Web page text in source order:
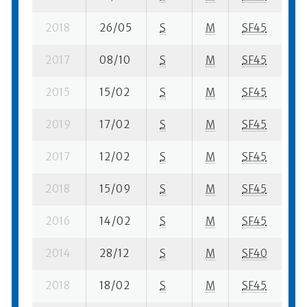
2018 26/05 S M SF45
2017 08/10 S M SF45
2015 15/02 S M SF45
2019 17/02 S M SF45
2017 12/02 S M SF45
2018 15/09 S M SF45
2016 14/02 S M SF45
2014 28/12 S M SF40
2018 18/02 S M SF45